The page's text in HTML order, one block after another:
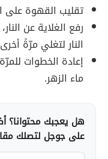
تقليب القهوة على
رفع الغلاية عن
النار لتغلي مرّةً
إعادة الخطوات
ماء الزهر.
هل يعجبك
على جوجل لتصلك